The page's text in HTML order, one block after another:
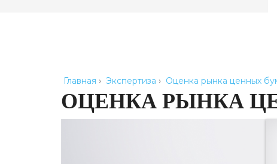
Главная › Экспертиза › Оценка рынка ценных
ОЦЕНКА РЫНКА